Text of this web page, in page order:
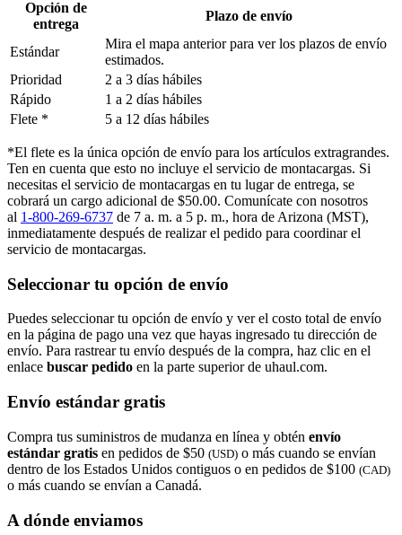
Opción de
entrega
Plazo de envío
Estándar
Mira el mapa anterior para ver los plazos de envío
estimados.
Prioridad
2 a 3 días hábiles
Rápido
1 a 2 días hábiles
Flete *
5 a 12 días hábiles
*El flete es la única opción de envío para los artículos extragrandes.
Ten en cuenta que esto no incluye el servicio de montacargas. Si
necesitas el servicio de montacargas en tu lugar de entrega, se
cobrará un cargo adicional de $50.00. Comunícate con nosotros
al 1-800-269-6737 de 7 a. m. a 5 p. m., hora de Arizona (MST),
inmediatamente después de realizar el pedido para coordinar el
servicio de montacargas.
Seleccionar tu opción de envío
Puedes seleccionar tu opción de envío y ver el costo total de envío
en la página de pago una vez que hayas ingresado tu dirección de
envío. Para rastrear tu envío después de la compra, haz clic en el
enlace buscar pedido​​​​​​​ en la parte superior de uhaul.com.
Envío estándar gratis
Compra tus suministros de mudanza en línea y obtén envío
estándar gratis en pedidos de $50 (USD) o más cuando se envían
dentro de los Estados Unidos contiguos o en pedidos de $100 (CAD)
o más cuando se envían a Canadá.
A dónde enviamos